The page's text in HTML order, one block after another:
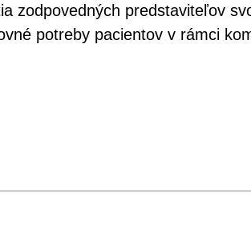
zodpovedných predstaviteľov
potreby pacientov v rámci